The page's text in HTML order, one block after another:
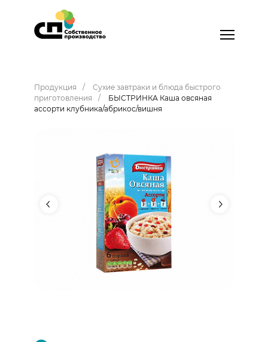
Продукция
Сухие завтраки и блюда быстрого
приготовления
БЫСТРИНКА Каша овсяная
ассорти клубника/абрикос/вишня